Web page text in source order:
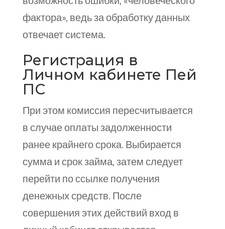
фактора», ведь за обработку данных
отвечает система.
Регистрация в
Личном кабинете Пей
ПС
При этом комиссия пересчитывается
в случае оплаты задолженности
ранее крайнего срока. Выбирается
сумма и срок займа, затем следует
перейти по ссылке получения
денежных средств. После
совершения этих действий вход в